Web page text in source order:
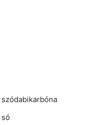
szódabikarbóna